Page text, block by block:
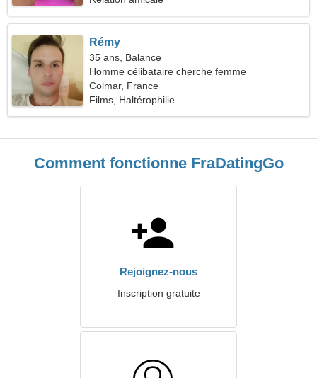
Rémy
35 ans, Balance
Homme célibataire cherche femme
Colmar, France
Films, Haltérophilie
Comment fonctionne FraDatingGo
Rejoignez-nous
Inscription gratuite